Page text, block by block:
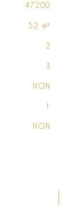
47200
52 m²
2
3
NON
1
NON